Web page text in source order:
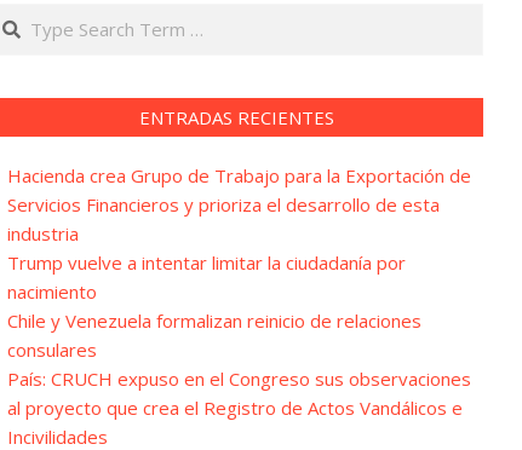
Search
ENTRADAS RECIENTES
Hacienda crea Grupo de Trabajo para la Exportación de
Servicios Financieros y prioriza el desarrollo de esta
industria
Trump vuelve a intentar limitar la ciudadanía por
nacimiento
Chile y Venezuela formalizan reinicio de relaciones
consulares
País: CRUCH expuso en el Congreso sus observaciones
al proyecto que crea el Registro de Actos Vandálicos e
Incivilidades